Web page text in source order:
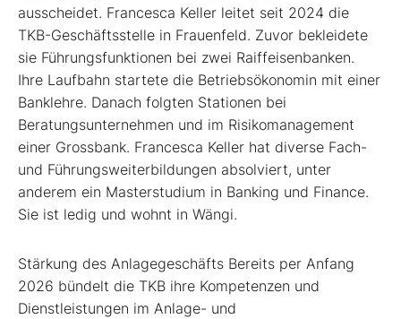
ausscheidet. Francesca Keller leitet seit 2024 die
TKB-Geschäftsstelle in Frauenfeld. Zuvor bekleidete
sie Führungsfunktionen bei zwei Raiffeisenbanken.
Ihre Laufbahn startete die Betriebsökonomin mit einer
Banklehre. Danach folgten Stationen bei
Beratungsunternehmen und im Risikomanagement
einer Grossbank. Francesca Keller hat diverse Fach-
und Führungsweiterbildungen absolviert, unter
anderem ein Masterstudium in Banking und Finance.
Sie ist ledig und wohnt in Wängi.
Stärkung des Anlagegeschäfts Bereits per Anfang
2026 bündelt die TKB ihre Kompetenzen und
Dienstleistungen im Anlage- und